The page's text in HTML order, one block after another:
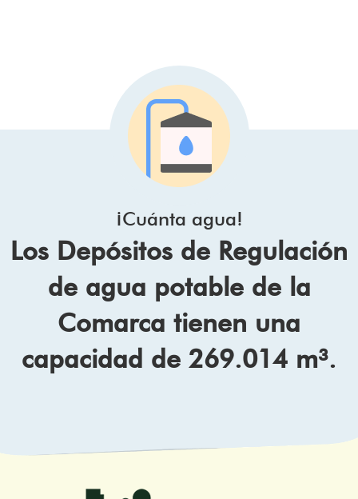
¡Cuánta agua!
Los Depósitos de Regulación
de agua potable de la
Comarca tienen una
capacidad de 269.014 m³.